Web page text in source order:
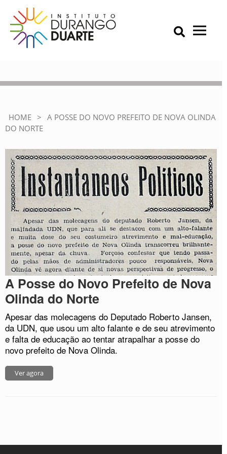
content
IDD – Instituto Durango Duarte
Instituto Durango Duarte
Primary Menu
HOME > A POSSE DO NOVO PREFEITO DE NOVA OLINDA
DO NORTE
A Posse do Novo Prefeito de Nova
Olinda do Norte
Apesar das molecagens do Deputado Roberto Jansen,
da UDN, que usou um alto falante e de seu atrevimento
e falta de educação ao tentar atrapalhar a posse do
novo prefeito de Nova Olinda.
Ver agora